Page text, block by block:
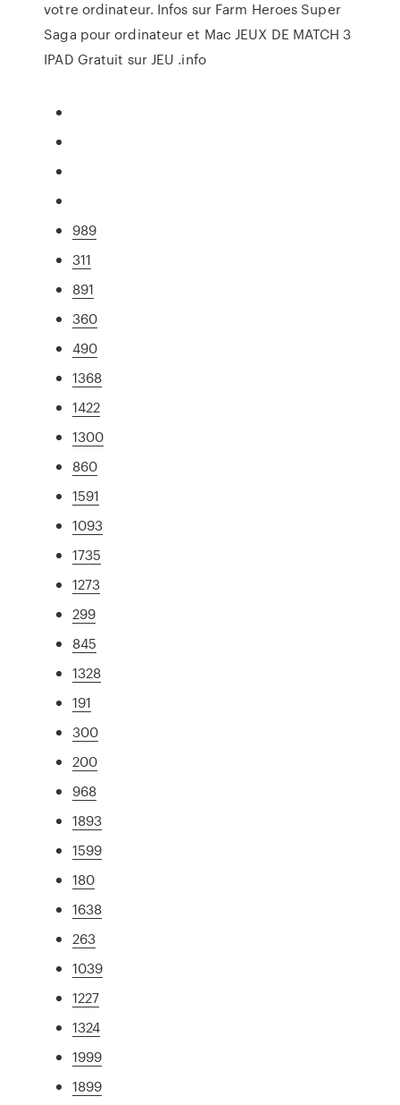
votre ordinateur. Infos sur Farm Heroes Super
Saga pour ordinateur et Mac JEUX DE MATCH 3
IPAD Gratuit sur JEU .info
989
311
891
360
490
1368
1422
1300
860
1591
1093
1735
1273
299
845
1328
191
300
200
968
1893
1599
180
1638
263
1039
1227
1324
1999
1899